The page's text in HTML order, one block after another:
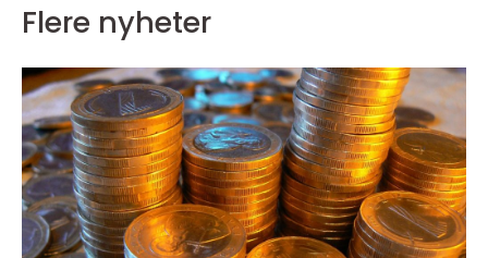
Flere nyheter